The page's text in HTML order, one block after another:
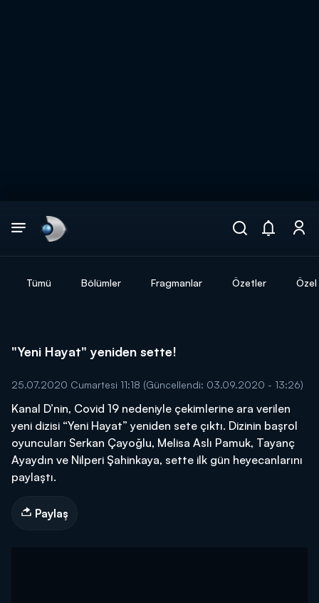
Tümü Bölümler Fragmanlar Özetler
"Yeni Hayat" yeniden sette!
25.07.2020 Cumartesi 11:18 (Güncellendi: 03.09.2020 - 13:26)
Kanal D’nin, Covid 19 nedeniyle çekimlerine ara verilen
yeni dizisi “Yeni Hayat” yeniden sete çıktı. Dizinin başrol
oyuncuları Serkan Çayoğlu, Melisa Aslı Pamuk, Tayanç
Ayaydın ve Nilperi Şahinkaya, sette ilk gün heyecanlarını
paylaştı.
Paylaş